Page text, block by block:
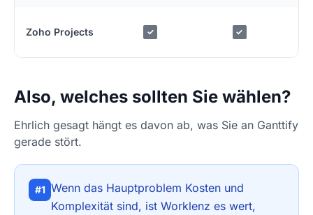
Zoho Projects ✓ ✓
Also, welches sollten Sie wählen?
Ehrlich gesagt hängt es davon ab, was Sie an Ganttify
gerade stört.
#1 Wenn das Hauptproblem Kosten und
Komplexität sind, ist Worklenz es wert,